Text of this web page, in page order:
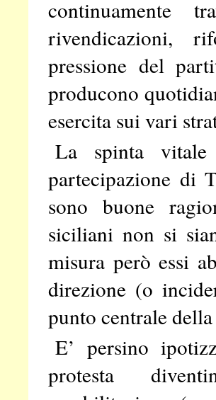
continuamente
rivendicazioni,
pressione del
producono
esercita sui vari
La spinta
partecipazione di
sono buone
siciliani non si
misura però essi
direzione (o
punto centrale
E’ persino
protesta